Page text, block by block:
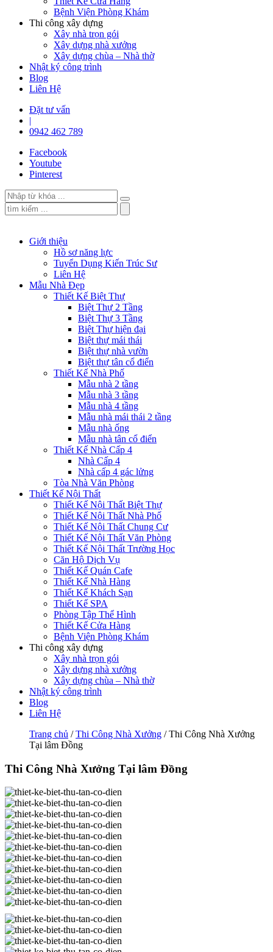
Bệnh Viện Phòng Khám
Thi công xây dựng
Xây nhà trọn gói
Xây dựng nhà xưởng
Xây dựng chùa – Nhà thờ
Nhật ký công trình
Blog
Liên Hệ
Đặt tư vấn
|
0942 462 789
Facebook
Youtube
Pinterest
Giới thiệu
Hồ sơ năng lực
Tuyển Dụng Kiến Trúc Sư
Liên Hệ
Mẫu Nhà Đẹp
Thiết Kế Biệt Thự
Biệt Thự 2 Tầng
Biệt Thự 3 Tầng
Biệt Thự hiện đại
Biệt thự mái thái
Biệt thự nhà vườn
Biệt thự tân cổ điển
Thiết Kế Nhà Phố
Mẫu nhà 2 tầng
Mẫu nhà 3 tầng
Mẫu nhà 4 tầng
Mẫu nhà mái thái 2 tầng
Mẫu nhà ống
Mẫu nhà tân cổ điển
Thiết Kế Nhà Cấp 4
Nhà Cấp 4
Nhà cấp 4 gác lửng
Tòa Nhà Văn Phòng
Thiết Kế Nội Thất
Thiết Kế Nội Thất Biệt Thự
Thiết Kế Nội Thất Nhà Phố
Thiết Kế Nội Thất Chung Cư
Thiết Kế Nội Thất Văn Phòng
Thiết Kế Nội Thất Trường Học
Căn Hộ Dịch Vụ
Thiết Kế Quán Cafe
Thiết Kế Nhà Hàng
Thiết Kế Khách Sạn
Thiết Kế SPA
Phòng Tập Thể Hình
Thiết Kế Cửa Hàng
Bệnh Viện Phòng Khám
Thi công xây dựng
Xây nhà trọn gói
Xây dựng nhà xưởng
Xây dựng chùa – Nhà thờ
Nhật ký công trình
Blog
Liên Hệ
Trang chủ /Thi Công Nhà Xưởng / Thi Công Nhà Xưởng
Tại lâm Đồng
Thi Công Nhà Xưởng Tại lâm Đồng